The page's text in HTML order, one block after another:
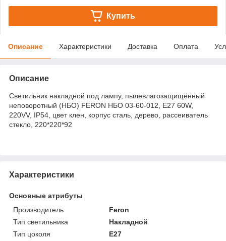
Купить
Описание Характеристики Доставка Оплата
Описание
Светильник накладной под лампу, пылевлагозащищённый
неповоротный (НБО) FERON НБО 03-60-012, E27 60W,
220VV, IP54, цвет клен, корпус сталь, дерево, рассеиватель
стекло, 220*220*92
Характеристики
Основные атрибуты
Производитель
Feron
Тип светильника
Накладной
Тип цоколя
E27